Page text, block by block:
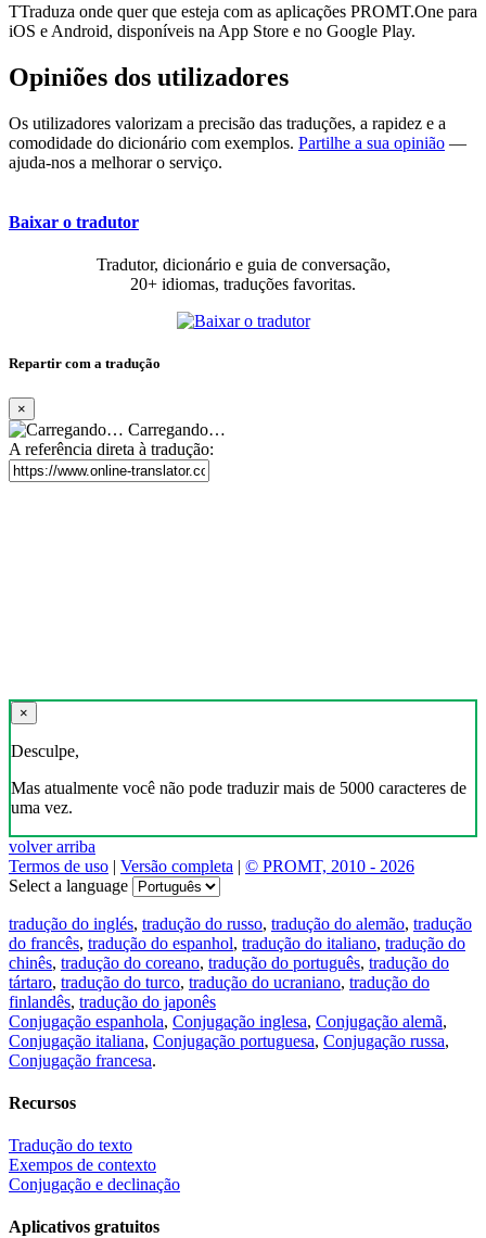
TTraduza onde quer que esteja com as aplicações PROMT.One para
iOS e Android, disponíveis na App Store e no Google Play.
Opiniões dos utilizadores
Os utilizadores valorizam a precisão das traduções, a rapidez e a
comodidade do dicionário com exemplos. Partilhe a sua opinião —
ajuda-nos a melhorar o serviço.
Baixar o tradutor
Tradutor, dicionário e guia de conversação,
20+ idiomas, traduções favoritas.
Repartir com a tradução
×
Carregando…
A referência direta à tradução:
×
Desculpe,
Mas atualmente você não pode traduzir mais de 5000 caracteres de
uma vez.
volver arriba
Termos de uso | Versão completa | © PROMT, 2010 - 2026
Select a language
tradução do inglés, tradução do russo, tradução do alemão, tradução
do francês, tradução do espanhol, tradução do italiano, tradução do
chinês, tradução do coreano, tradução do português, tradução do
tártaro, tradução do turco, tradução do ucraniano, tradução do
finlandês, tradução do japonês
Conjugação espanhola, Conjugação inglesa, Conjugação alemã,
Conjugação italiana, Conjugação portuguesa, Conjugação russa,
Conjugação francesa.
Recursos
Tradução do texto
Exempos de contexto
Conjugação e declinação
Aplicativos gratuitos